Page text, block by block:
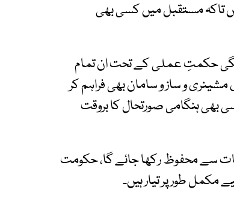
تاکہ مستقبل میں کسی بھی
حکمتِ عملی کے تحت ان تمام
و ساز و سامان بھی فراہم کر
بھی ہنگامی صورتحال کا بروقت
سے محفوظ رکھا جائے گا، حکومت
طور پر تیار ہیں۔